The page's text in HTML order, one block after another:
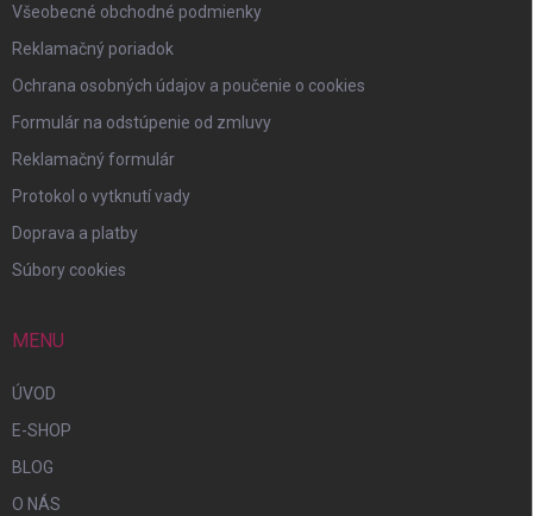
Všeobecné obchodné podmienky
Reklamačný poriadok
Ochrana osobných údajov a poučenie o cookies
Formulár na odstúpenie od zmluvy
Reklamačný formulár
Protokol o vytknutí vady
Doprava a platby
Súbory cookies
MENU
ÚVOD
E-SHOP
BLOG
O NÁS